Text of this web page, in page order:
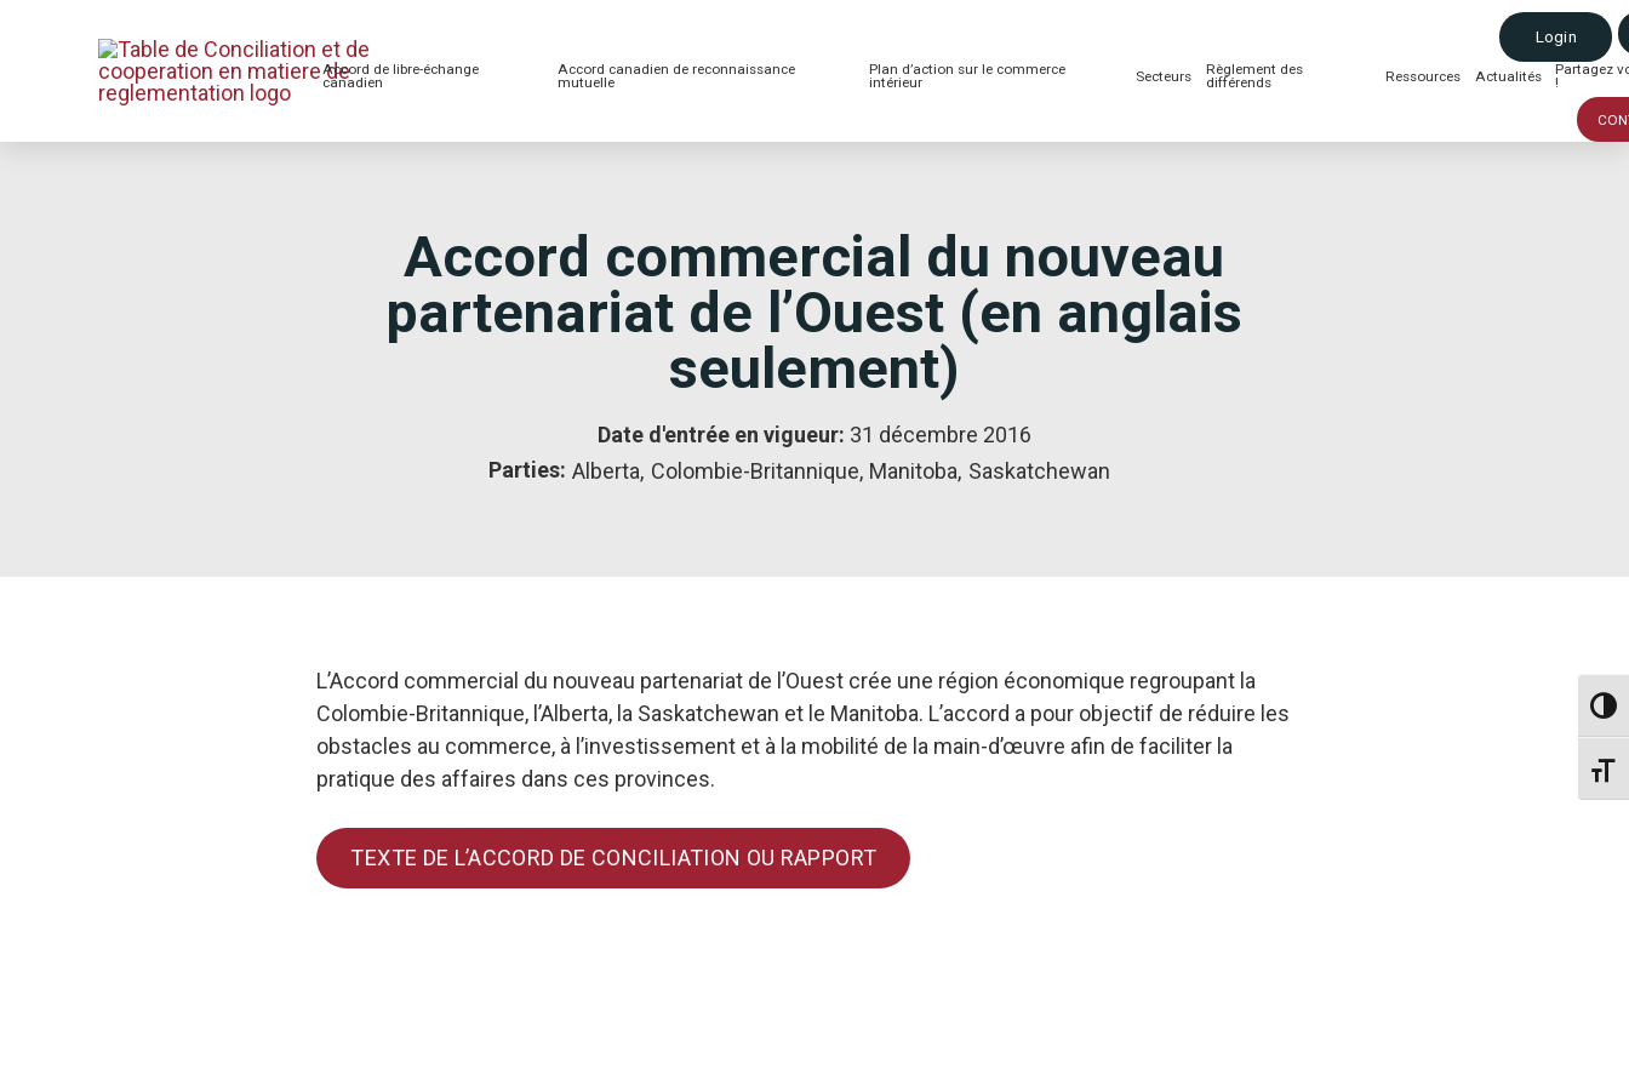
Login
Accord de libre-échange
canadien
Accord canadien de reconnaissance
mutuelle
Plan d’action sur le commerce
intérieur Secteurs Règlement des
différends Ressources Actualités Partagez
!
Accord commercial du nouveau
partenariat de l’Ouest (en anglais
seulement)
Date d'entrée en vigueur: 31 décembre 2016
Parties: Alberta, Colombie-Britannique, Manitoba, Saskatchewan
L’Accord commercial du nouveau partenariat de l’Ouest crée une région économique regroupant la
Colombie-Britannique, l’Alberta, la Saskatchewan et le Manitoba. L’accord a pour objectif de réduire les
obstacles au commerce, à l’investissement et à la mobilité de la main-d’œuvre afin de faciliter la
pratique des affaires dans ces provinces.
TEXTE DE L’ACCORD DE CONCILIATION OU RAPPORT